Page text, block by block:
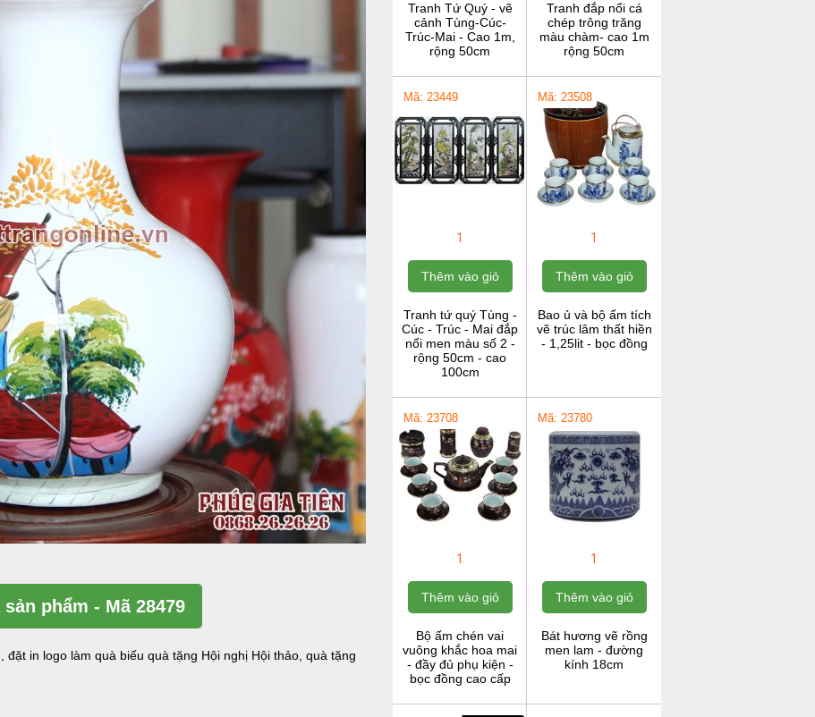
sản phẩm - Mã 28479
in logo làm quà biếu quà tặng Hội nghị Hội thảo, quà tặng
Tranh Tứ Quý - vẽ
cảnh Tùng-Cúc-
Trúc-Mai - Cao 1m,
rộng 50cm
Tranh đắp nổi cá
chép trông trăng
màu chàm- cao 1m
rộng 50cm
Mã: 23449
1
Thêm vào giỏ
Tranh tứ quý Tùng -
Cúc - Trúc - Mai đắp
nổi men màu số 2 -
rộng 50cm - cao
100cm
Mã: 23508
1
Thêm vào giỏ
Bao ủ và bộ ấm tích
vẽ trúc lâm thất hiền
- 1,25lit - bọc đồng
Mã: 23708
1
Thêm vào giỏ
Bộ ấm chén vai
vuông khắc hoa mai
- đầy đủ phụ kiện -
bọc đồng cao cấp
Mã: 23780
1
Thêm vào giỏ
Bát hương vẽ rồng
men lam - đường
kính 18cm